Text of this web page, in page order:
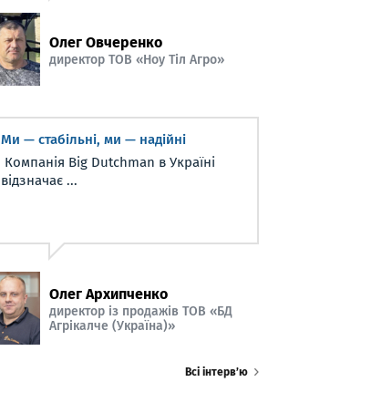
Олег Овчеренко
директор ТОВ «Ноу Тіл Агро»
Ми — стабільні, ми — надійні
Компанія Big Dutchman в Україні
відзначає ...
Олег Архипченко
директор із продажів ТОВ «БД
Агрікалче (Україна)»
Всі інтерв’ю